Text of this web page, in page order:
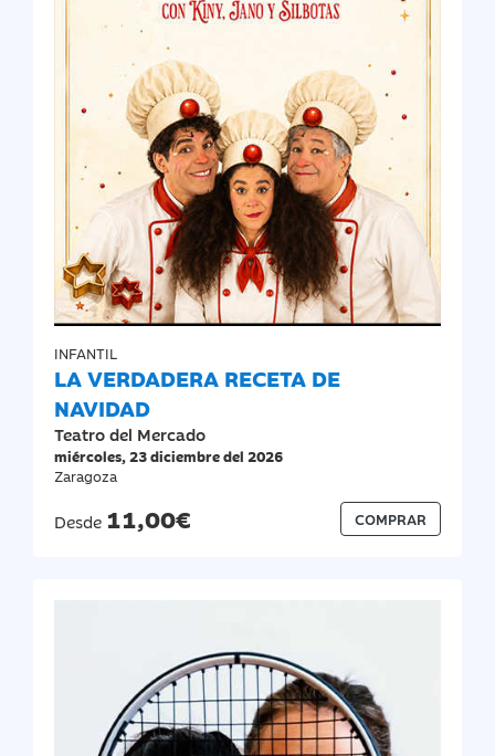
INFANTIL
LA VERDADERA RECETA DE
NAVIDAD
Teatro del Mercado
miércoles, 23 diciembre del 2026
Zaragoza
Desde 11,00€ COMPRAR